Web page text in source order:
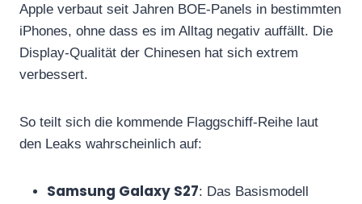
Apple verbaut seit Jahren BOE-Panels in bestimmten
iPhones, ohne dass es im Alltag negativ auffällt. Die
Display-Qualität der Chinesen hat sich extrem
verbessert.
So teilt sich die kommende Flaggschiff-Reihe laut
den Leaks wahrscheinlich auf:
Samsung Galaxy S27: Das Basismodell